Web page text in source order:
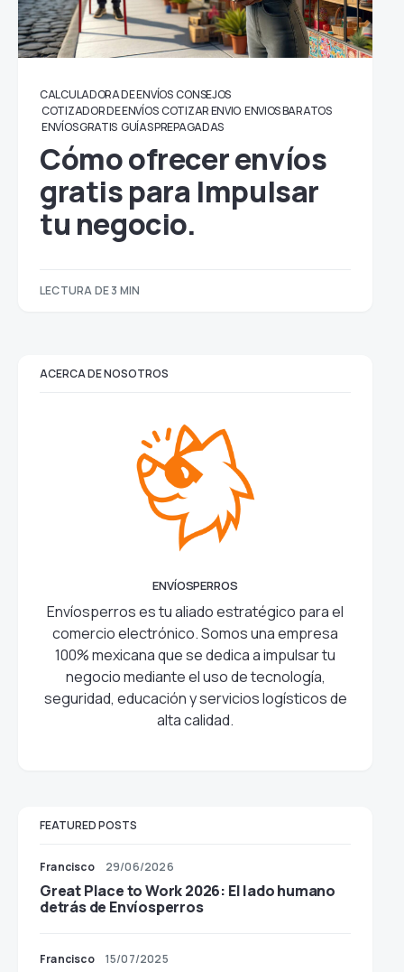
CALCULADORA DE ENVÍOS CONSEJOS
COTIZADOR DE ENVÍOS COTIZAR ENVIO ENVIOS BARATOS
ENVÍOS GRATIS GUÍAS PREPAGADAS
Cómo ofrecer envíos
gratis para Impulsar
tu negocio.
LECTURA DE 3 MIN
ACERCA DE NOSOTROS
ENVÍOSPERROS
Envíosperros es tu aliado estratégico para el
comercio electrónico. Somos una empresa
100% mexicana que se dedica a impulsar tu
negocio mediante el uso de tecnología,
seguridad, educación y servicios logísticos de
alta calidad.
FEATURED POSTS
Francisco 29/06/2026
Great Place to Work 2026: El lado humano
detrás de Envíosperros
Francisco 15/07/2025